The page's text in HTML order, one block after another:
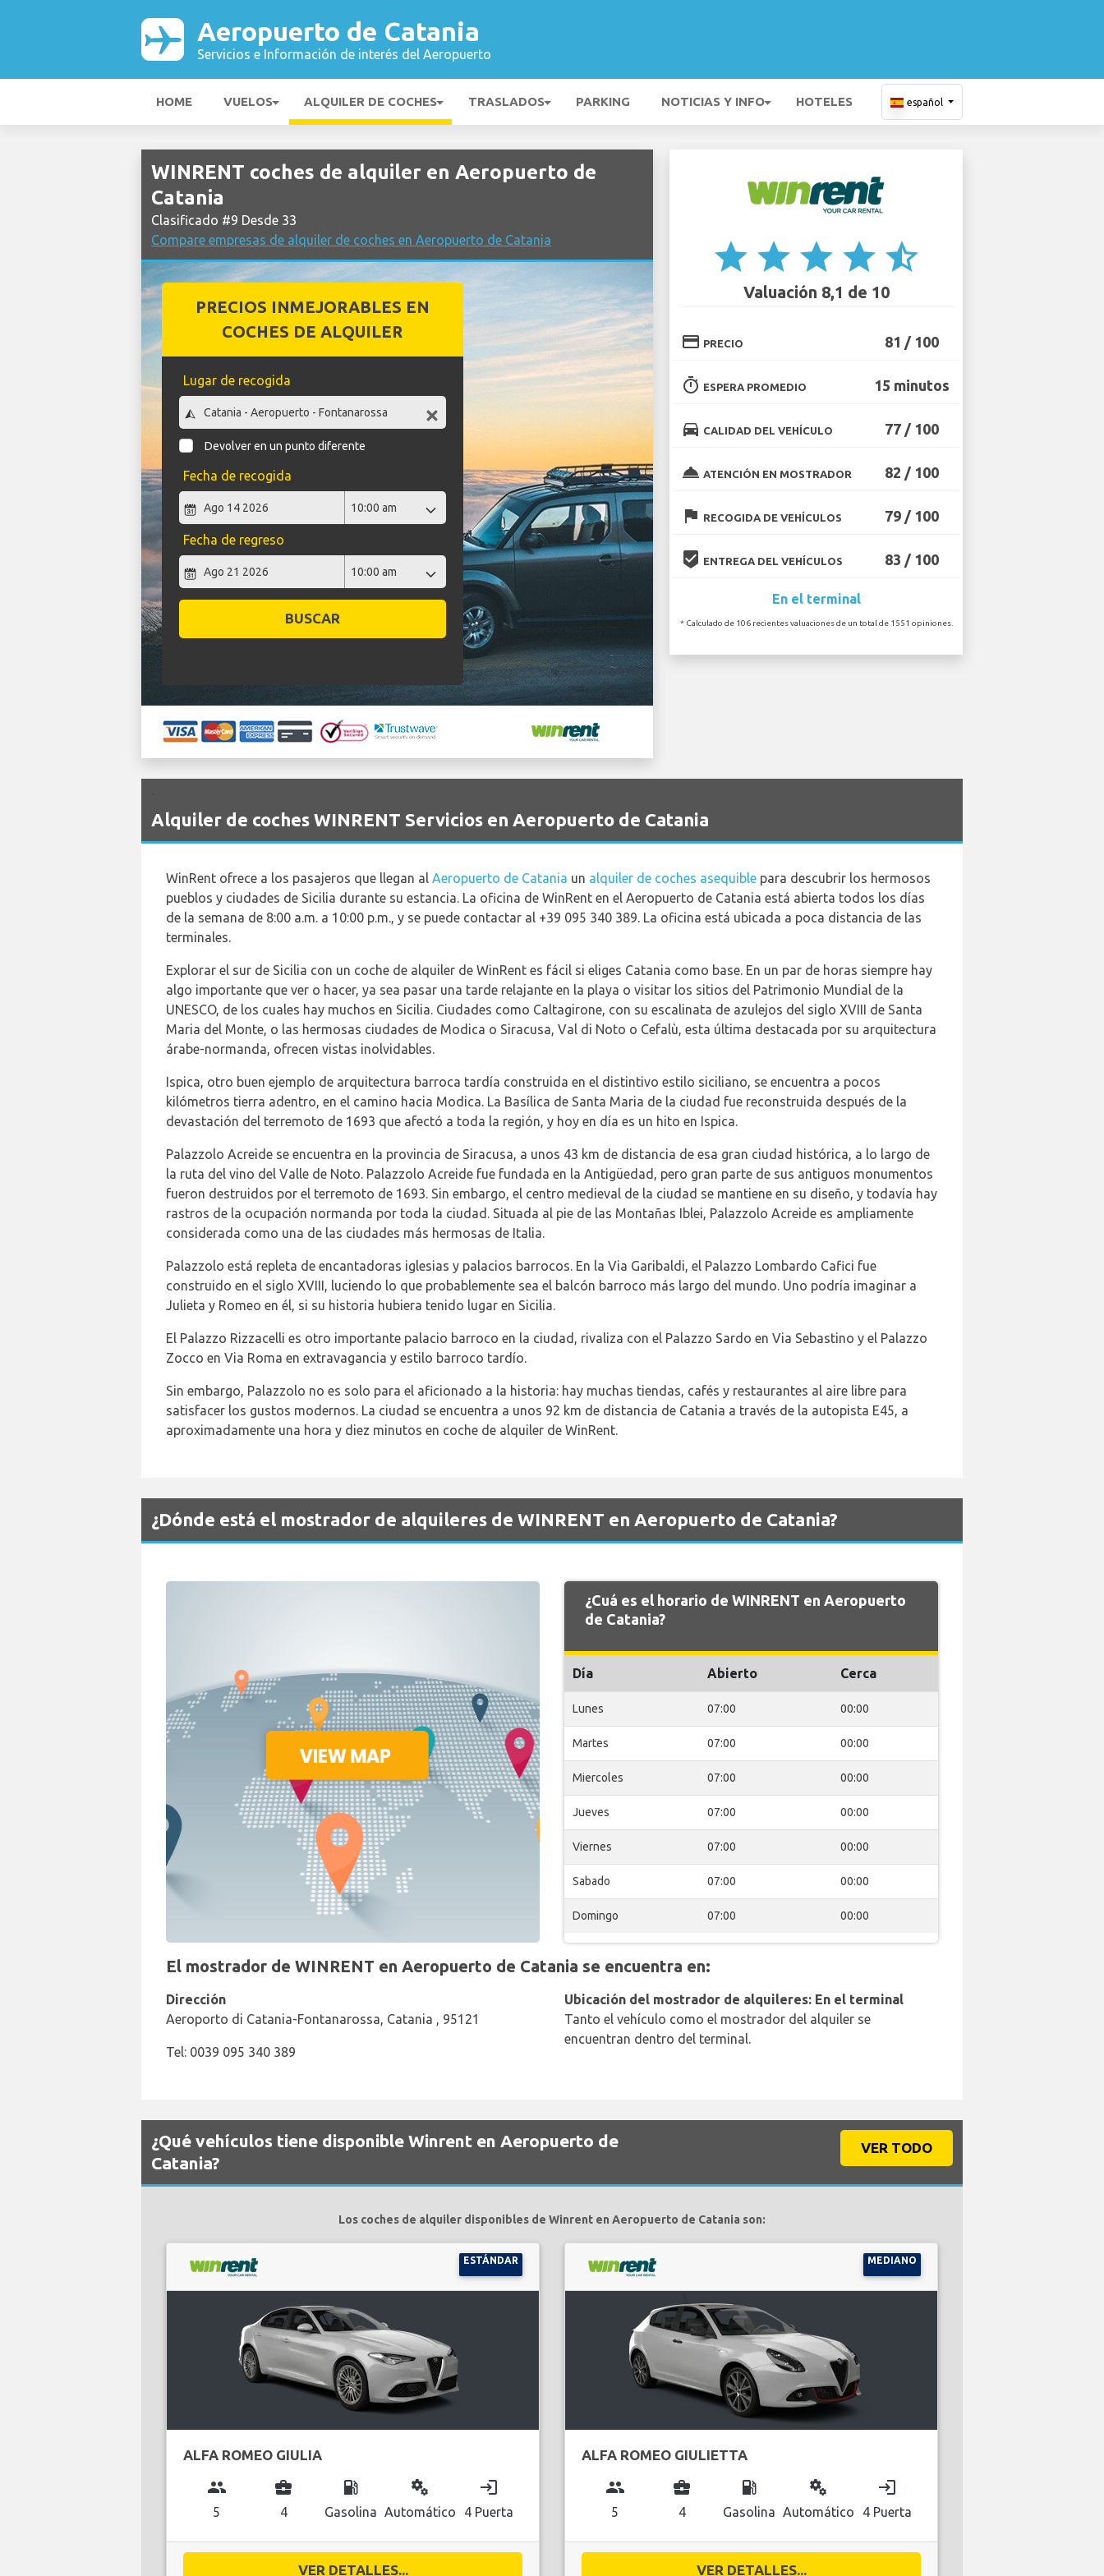
Aeropuerto de Catania
Servicios e Información de interés del Aeropuerto
HOME VUELOS ALQUILER DE COCHES TRASLADOS PARKING NOTICIAS Y INFO HOTELES español
WINRENT coches de alquiler en Aeropuerto de
Catania
Clasificado #9 Desde 33
Compare empresas de alquiler de coches en Aeropuerto de Catania
PRECIOS INMEJORABLES EN
COCHES DE ALQUILER
Lugar de recogida
Devolver en un punto diferente
Fecha de recogida
Fecha de regreso
BUSCAR
star star star star star_half
Valuación 8,1 de 10
credit_card PRECIO 81 / 100
timer ESPERA PROMEDIO 15 minutos
directions_car CALIDAD DEL VEHÍCULO 77 / 100
room_service ATENCIÓN EN MOSTRADOR 82 / 100
flag RECOGIDA DE VEHÍCULOS 79 / 100
beenhere ENTREGA DEL VEHÍCULOS 83 / 100
En el terminal
* Calculado de 106 recientes valuaciones de un total de 1551 opiniones.
Alquiler de coches WINRENT Servicios en Aeropuerto de Catania
WinRent ofrece a los pasajeros que llegan al Aeropuerto de Catania un alquiler de coches asequible para descubrir los hermosos
pueblos y ciudades de Sicilia durante su estancia. La oficina de WinRent en el Aeropuerto de Catania está abierta todos los días
de la semana de 8:00 a.m. a 10:00 p.m., y se puede contactar al +39 095 340 389. La oficina está ubicada a poca distancia de las
terminales.
Explorar el sur de Sicilia con un coche de alquiler de WinRent es fácil si eliges Catania como base. En un par de horas siempre hay
algo importante que ver o hacer, ya sea pasar una tarde relajante en la playa o visitar los sitios del Patrimonio Mundial de la
UNESCO, de los cuales hay muchos en Sicilia. Ciudades como Caltagirone, con su escalinata de azulejos del siglo XVIII de Santa
Maria del Monte, o las hermosas ciudades de Modica o Siracusa, Val di Noto o Cefalù, esta última destacada por su arquitectura
árabe-normanda, ofrecen vistas inolvidables.
Ispica, otro buen ejemplo de arquitectura barroca tardía construida en el distintivo estilo siciliano, se encuentra a pocos
kilómetros tierra adentro, en el camino hacia Modica. La Basílica de Santa Maria de la ciudad fue reconstruida después de la
devastación del terremoto de 1693 que afectó a toda la región, y hoy en día es un hito en Ispica.
Palazzolo Acreide se encuentra en la provincia de Siracusa, a unos 43 km de distancia de esa gran ciudad histórica, a lo largo de
la ruta del vino del Valle de Noto. Palazzolo Acreide fue fundada en la Antigüedad, pero gran parte de sus antiguos monumentos
fueron destruidos por el terremoto de 1693. Sin embargo, el centro medieval de la ciudad se mantiene en su diseño, y todavía hay
rastros de la ocupación normanda por toda la ciudad. Situada al pie de las Montañas Iblei, Palazzolo Acreide es ampliamente
considerada como una de las ciudades más hermosas de Italia.
Palazzolo está repleta de encantadoras iglesias y palacios barrocos. En la Via Garibaldi, el Palazzo Lombardo Cafici fue
construido en el siglo XVIII, luciendo lo que probablemente sea el balcón barroco más largo del mundo. Uno podría imaginar a
Julieta y Romeo en él, si su historia hubiera tenido lugar en Sicilia.
El Palazzo Rizzacelli es otro importante palacio barroco en la ciudad, rivaliza con el Palazzo Sardo en Via Sebastino y el Palazzo
Zocco en Via Roma en extravagancia y estilo barroco tardío.
Sin embargo, Palazzolo no es solo para el aficionado a la historia: hay muchas tiendas, cafés y restaurantes al aire libre para
satisfacer los gustos modernos. La ciudad se encuentra a unos 92 km de distancia de Catania a través de la autopista E45, a
aproximadamente una hora y diez minutos en coche de alquiler de WinRent.
¿Dónde está el mostrador de alquileres de WINRENT en Aeropuerto de Catania?
¿Cuá es el horario de WINRENT en Aeropuerto
de Catania?
Día Abierto Cerca
Lunes 07:00 00:00
Martes 07:00 00:00
Miercoles 07:00 00:00
Jueves 07:00 00:00
Viernes 07:00 00:00
Sabado 07:00 00:00
Domingo 07:00 00:00
El mostrador de WINRENT en Aeropuerto de Catania se encuentra en:
Dirección
Aeroporto di Catania-Fontanarossa, Catania , 95121
Tel: 0039 095 340 389
Ubicación del mostrador de alquileres: En el terminal
Tanto el vehículo como el mostrador del alquiler se
encuentran dentro del terminal.
¿Qué vehículos tiene disponible Winrent en Aeropuerto de
Catania?
VER TODO
Los coches de alquiler disponibles de Winrent en Aeropuerto de Catania son:
ESTÁNDAR
ALFA ROMEO GIULIA
group
5
business_center
4
local_gas_station
Gasolina
miscellaneous_services
Automático
login
4 Puerta
VER DETALLES...
MEDIANO
ALFA ROMEO GIULIETTA
group
5
business_center
4
local_gas_station
Gasolina
miscellaneous_services
Automático
login
4 Puerta
VER DETALLES...